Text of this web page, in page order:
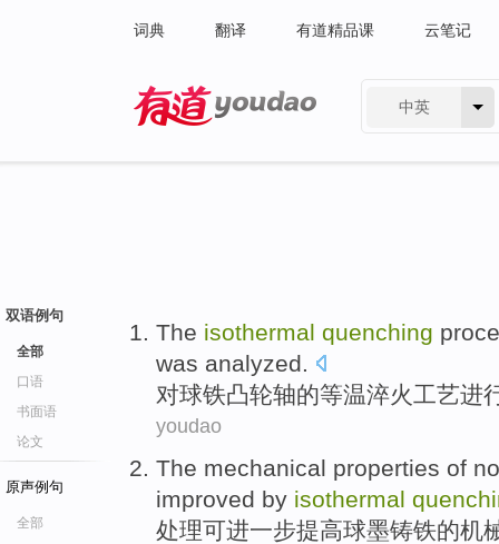
词典 翻译 有道精品课 云笔记
中英
双语例句
全部
口语
书面语
论文
原声例句
全部
The isothermal quenching
was analyzed.
对球铁凸轮轴的等温淬火工艺进
youdao
The mechanical properties of
improved by isothermal
处理可进一步提高球墨铸铁的机